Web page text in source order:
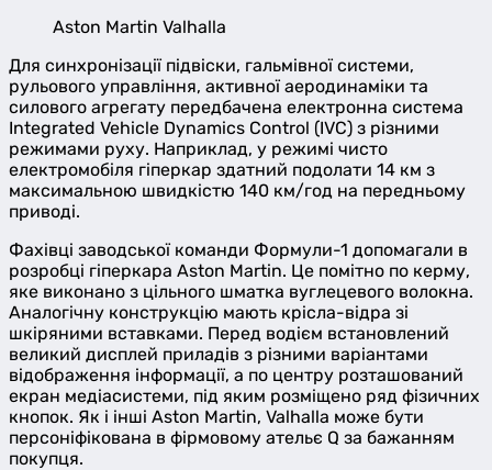
Aston Martin Valhalla
Для синхронізації підвіски, гальмівної системи,
рульового управління, активної аеродинаміки та
силового агрегату передбачена електронна система
Integrated Vehicle Dynamics Control (IVC) з різними
режимами руху. Наприклад, у режимі чисто
електромобіля гіперкар здатний подолати 14 км з
максимальною швидкістю 140 км/год на передньому
приводі.
Фахівці заводської команди Формули-1 допомагали в
розробці гіперкара Aston Martin. Це помітно по керму,
яке виконано з цільного шматка вуглецевого волокна.
Аналогічну конструкцію мають крісла-відра зі
шкіряними вставками. Перед водієм встановлений
великий дисплей приладів з різними варіантами
відображення інформації, а по центру розташований
екран медіасистеми, під яким розміщено ряд фізичних
кнопок. Як і інші Aston Martin, Valhalla може бути
персоніфікована в фірмовому ательє Q за бажанням
покупця.